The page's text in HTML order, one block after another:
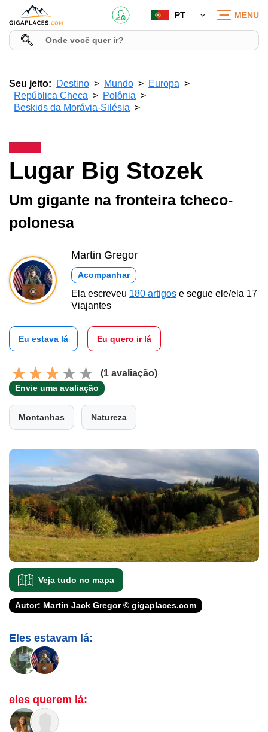
PT MENU
Seu jeito: Destino Mundo
Europa
República Checa
Polônia
Beskids da Morávia-Silésia
Lugar Big Stozek
Um gigante na fronteira tcheco-
polonesa
Martin Gregor
Acompanhar
Ela escreveu 180 artigos e segue ele/ela 17
Viajantes
Eu estava lá Eu quero ir lá
(1 avaliação)
Envie uma avaliação
Montanhas Natureza
Veja tudo no mapa
Autor: Martin Jack Gregor © gigaplaces.com
Eles estavam lá:
eles querem lá: